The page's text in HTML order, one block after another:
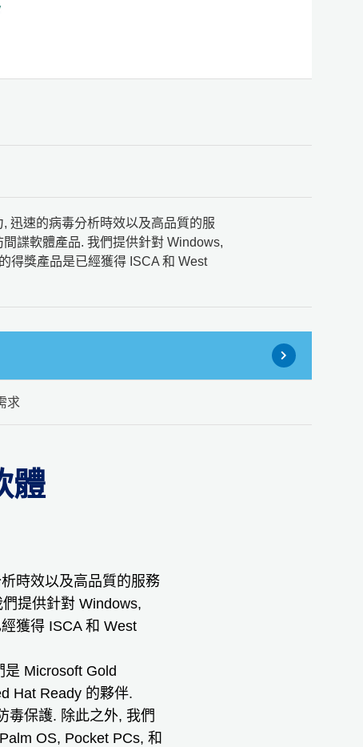
迅速的病毒分析時效以及高品質的服
諜軟體產品. 我們提供針對 Windows,
得獎產品是已經獲得 ISCA 和 West
求
體
時效以及高品質的服務
提供針對 Windows,
獲得 ISCA 和 West
是 Microsoft Gold
Hat Ready 的夥伴.
毒保護. 除此之外, 我們
OS, Pocket PCs, 和